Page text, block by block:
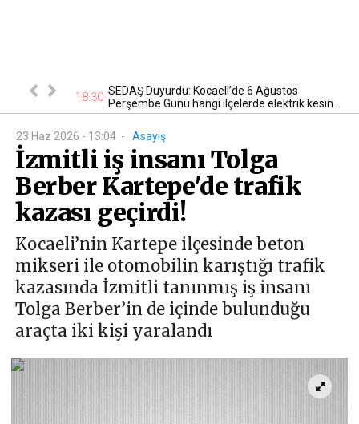
kontrol 18:30 SEDAŞ Duyurdu: Kocaeli’de 6 Ağustos
Perşembe Günü hangi ilçelerde elektrik kesin...
23 Haz 2026 - 13:04 - Asayiş
İzmitli iş insanı Tolga
Berber Kartepe'de trafik
kazası geçirdi!
Kocaeli’nin Kartepe ilçesinde beton
mikseri ile otomobilin karıştığı trafik
kazasında İzmitli tanınmış iş insanı
Tolga Berber’in de içinde bulunduğu
araçta iki kişi yaralandı